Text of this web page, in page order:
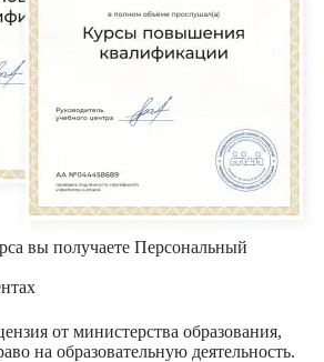
вы получаете Персональный
от министерства образования,
на образовательную деятельность.